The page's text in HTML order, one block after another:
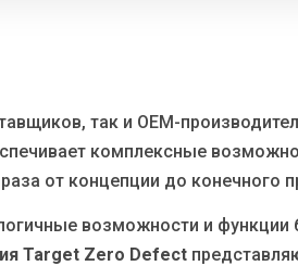
так и OEM-
комплексные
от концепции до конечного
возможности и функции
Target Zero Defect